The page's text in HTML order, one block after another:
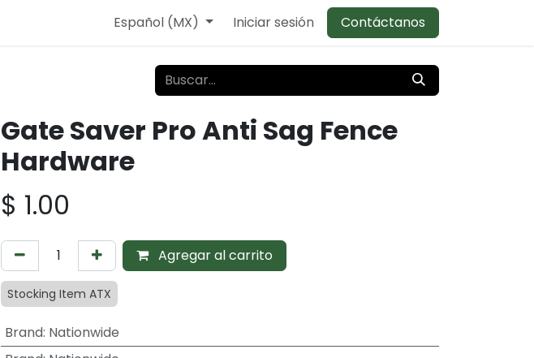
Español (MX) Iniciar sesión Contáctanos
Gate Saver Pro Anti Sag Fence
Hardware
$ 1.00
Agregar al carrito
Stocking Item ATX
Brand: Nationwide